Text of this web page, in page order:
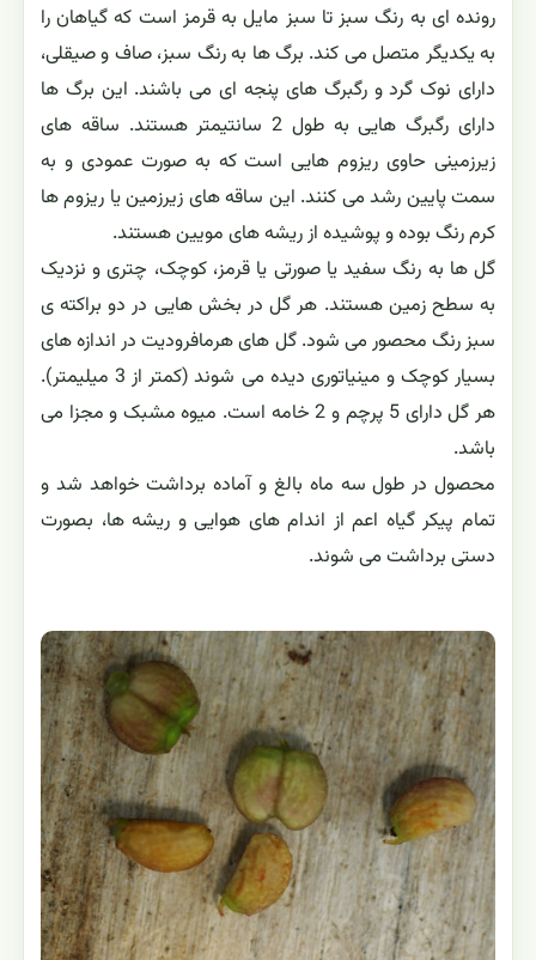
رونده ای به رنگ سبز تا سبز مایل به قرمز است که گیاهان را
به یکدیگر متصل می کند. برگ ها به رنگ سبز، صاف و صیقلی،
دارای نوک گرد و رگبرگ های پنجه ای می باشند. این برگ ها
دارای رگبرگ هایی به طول 2 سانتیمتر هستند. ساقه های
زیرزمینی حاوی ریزوم هایی است که به صورت عمودی و به
سمت پایین رشد می کنند. این ساقه های زیرزمین یا ریزوم ها
کرم رنگ بوده و پوشیده از ریشه های مویین هستند.
گل ها به رنگ سفید یا صورتی یا قرمز، کوچک، چتری و نزدیک
به سطح زمین هستند. هر گل در بخش هایی در دو براکته ی
سبز رنگ محصور می شود. گل های هرمافرودیت در اندازه های
بسیار کوچک و مینیاتوری دیده می شوند (کمتر از 3 میلیمتر).
هر گل دارای 5 پرچم و 2 خامه است. میوه مشبک و مجزا می
باشد.
محصول در طول سه ماه بالغ و آماده برداشت خواهد شد و
تمام پیکر گیاه اعم از اندام های هوایی و ریشه ها، بصورت
دستی برداشت می شوند.